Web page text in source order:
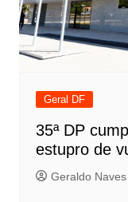
Geral DF
35ª DP
estupro de
Geraldo Naves